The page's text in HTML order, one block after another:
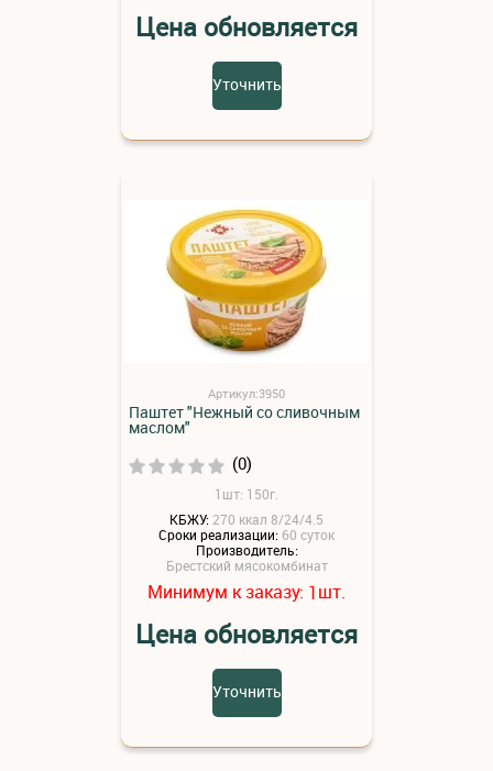
Цена обновляется
Уточнить
Артикул:3950
Паштет "Нежный со сливочным
маслом"
(0)
1шт: 150г.
КБЖУ:270 ккал 8/24/4.5
Сроки реализации: 60 суток
Производитель:
Брестский мясокомбинат
Минимум к заказу: 1шт.
Цена обновляется
Уточнить